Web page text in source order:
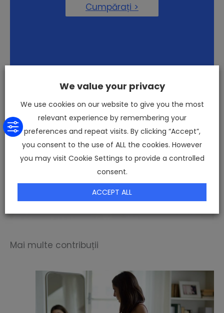
Cumpărați >
Mai multe contribuții
We value your privacy
We use cookies on our website to give you the most
relevant experience by remembering your
preferences and repeat visits. By clicking “Accept”,
you consent to the use of ALL the cookies. However
you may visit Cookie Settings to provide a controlled
consent.
ACCEPT ALL